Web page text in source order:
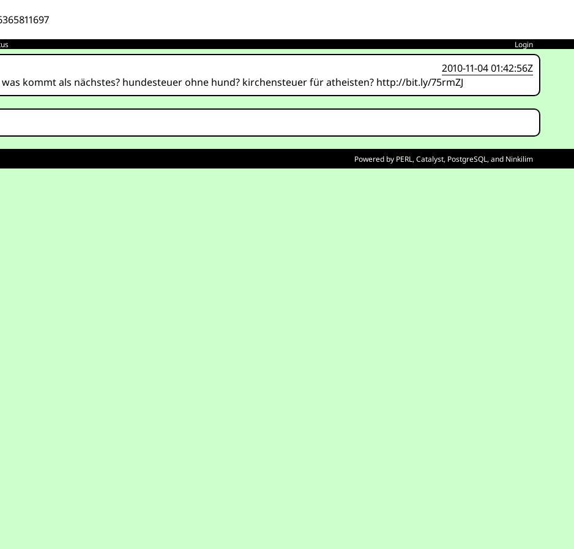
Login
2010-11-04 01:42:56Z
kommt als nächstes? hundesteuer ohne hund? kirchensteuer für atheisten? http://bit.ly/75rmZJ
Powered by PERL,Catalyst, PostgreSQL, and Ninkilim